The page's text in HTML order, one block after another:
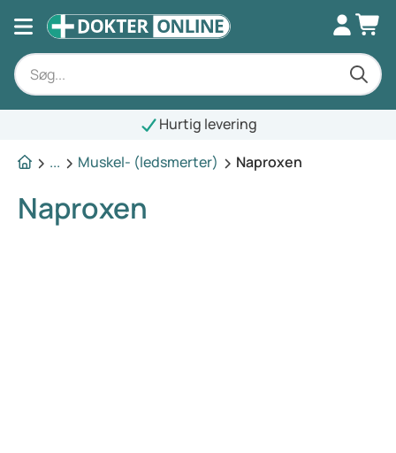
Hurtig levering
...
Muskel- (ledsmerter) Naproxen
Naproxen